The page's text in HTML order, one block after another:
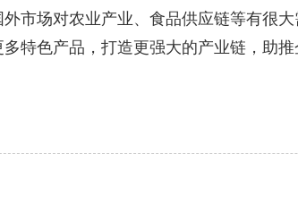
场对农业产业、食品供应链等有很大
特色产品，打造更强大的产业链，助